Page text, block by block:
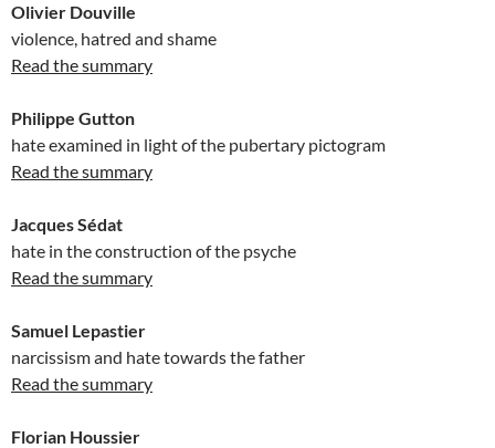
Olivier Douville
violence, hatred and shame
Read the summary
Philippe Gutton
hate examined in light of the pubertary pictogram
Read the summary
Jacques Sédat
hate in the construction of the psyche
Read the summary
Samuel Lepastier
narcissism and hate towards the father
Read the summary
Florian Houssier